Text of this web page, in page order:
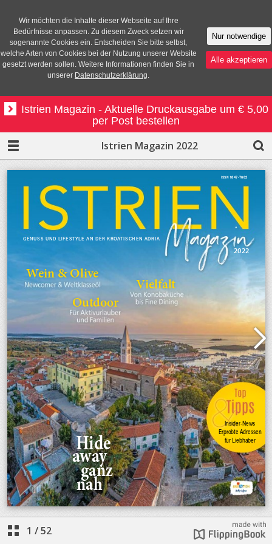
Istrien Magazin - Aktuelle Druckausgabe um € 5,00
per Post bestellen
Wir möchten die Inhalte dieser Webseite auf Ihre
Bedürfnisse anpassen. Zu diesem Zweck setzen wir
sogenannte Cookies ein. Entscheiden Sie bitte selbst,
welche Arten von Cookies bei der Nutzung unserer Website
gesetzt werden sollen. Weitere Informationen finden Sie in
unserer Datenschutzerklärung.
Nur notwendige
Alle akzeptieren